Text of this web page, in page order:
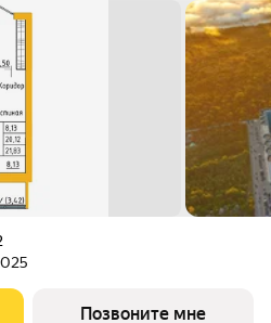
Позвоните мне